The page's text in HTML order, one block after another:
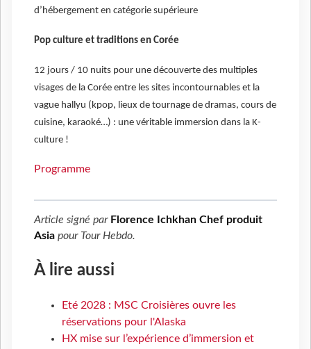
d’hébergement en catégorie supérieure
Pop culture et traditions en Corée
12 jours / 10 nuits pour une découverte des multiples
visages de la Corée entre les sites incontournables et la
vague hallyu (kpop, lieux de tournage de dramas, cours de
cuisine, karaoké…) : une véritable immersion dans la K-
culture !
Programme
Article signé par Florence Ichkhan Chef produit
Asia pour Tour Hebdo.
À lire aussi
Eté 2028 : MSC Croisières ouvre les
réservations pour l'Alaska
HX mise sur l’expérience d’immersion et